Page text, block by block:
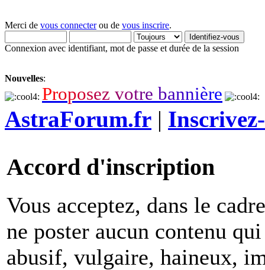
Merci de vous connecterou de vous inscrire.
Connexion avec identifiant, mot de passe et durée de la session
Nouvelles:
Proposez votre bannière
AstraForum.fr |
Accord d'inscription
Vous acceptez, dans le
ne poster aucun contenu
abusif, vulgaire, haineux,